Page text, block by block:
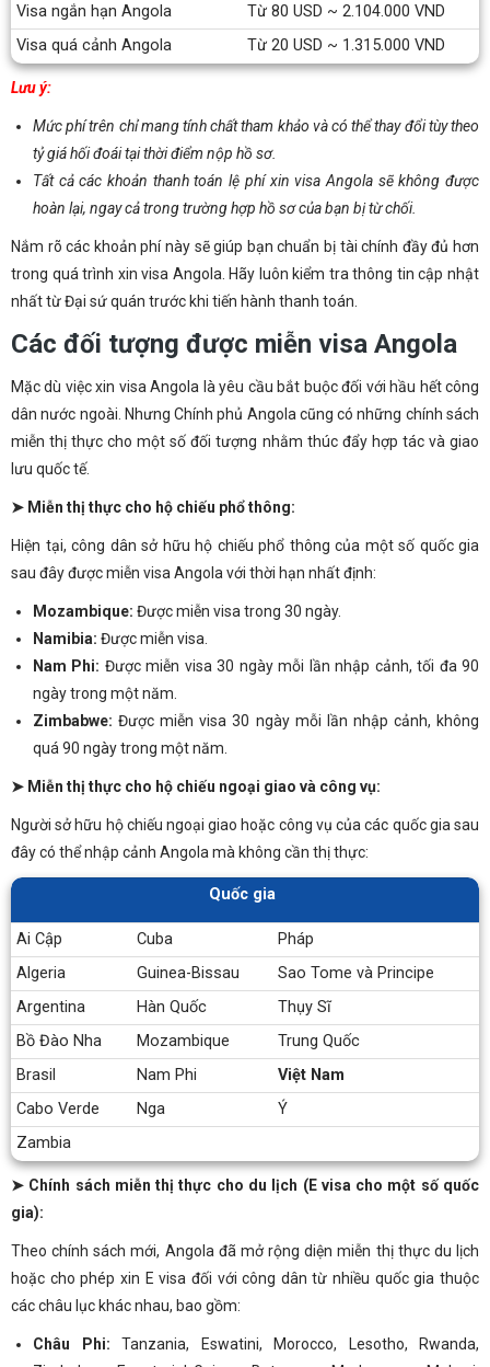
Visa ngắn hạn Angola
Từ 80 USD ~ 2.104.000 VND
Visa quá cảnh Angola
Từ 20 USD ~ 1.315.000 VND
Lưu ý:
Mức phí trên chỉ mang tính chất tham khảo và có thể thay đổi tùy theo
tỷ giá hối đoái tại thời điểm nộp hồ sơ.
Tất cả các khoản thanh toán lệ phí xin visa Angola sẽ không được
hoàn lại, ngay cả trong trường hợp hồ sơ của bạn bị từ chối.
Nắm rõ các khoản phí này sẽ giúp bạn chuẩn bị tài chính đầy đủ hơn
trong quá trình xin visa Angola. Hãy luôn kiểm tra thông tin cập nhật
nhất từ Đại sứ quán trước khi tiến hành thanh toán.
Các đối tượng được miễn visa Angola
Mặc dù việc xin visa Angola là yêu cầu bắt buộc đối với hầu hết công
dân nước ngoài. Nhưng Chính phủ Angola cũng có những chính sách
miễn thị thực cho một số đối tượng nhằm thúc đẩy hợp tác và giao
lưu quốc tế.
➤ Miễn thị thực cho hộ chiếu phổ thông:
Hiện tại, công dân sở hữu hộ chiếu phổ thông của một số quốc gia
sau đây được miễn visa Angola với thời hạn nhất định:
Mozambique: Được miễn visa trong 30 ngày.
Namibia: Được miễn visa.
Nam Phi: Được miễn visa 30 ngày mỗi lần nhập cảnh, tối đa 90
ngày trong một năm.
Zimbabwe: Được miễn visa 30 ngày mỗi lần nhập cảnh, không
quá 90 ngày trong một năm.
➤ Miễn thị thực cho hộ chiếu ngoại giao và công vụ:
Người sở hữu hộ chiếu ngoại giao hoặc công vụ của các quốc gia sau
đây có thể nhập cảnh Angola mà không cần thị thực:
Quốc gia
Ai Cập Cuba
Pháp
Algeria
Guinea-Bissau
Sao Tome và Principe
Argentina
Hàn Quốc
Thụy Sĩ
Bồ Đào Nha
Mozambique
Trung Quốc
Brasil
Nam Phi
Việt Nam
Cabo Verde
Nga
Ý
Zambia
➤ Chính sách miễn thị thực cho du lịch (E visa cho một số quốc
gia):
Theo chính sách mới, Angola đã mở rộng diện miễn thị thực du lịch
hoặc cho phép xin E visa đối với công dân từ nhiều quốc gia thuộc
các châu lục khác nhau, bao gồm:
Châu Phi: Tanzania, Eswatini, Morocco, Lesotho, Rwanda,